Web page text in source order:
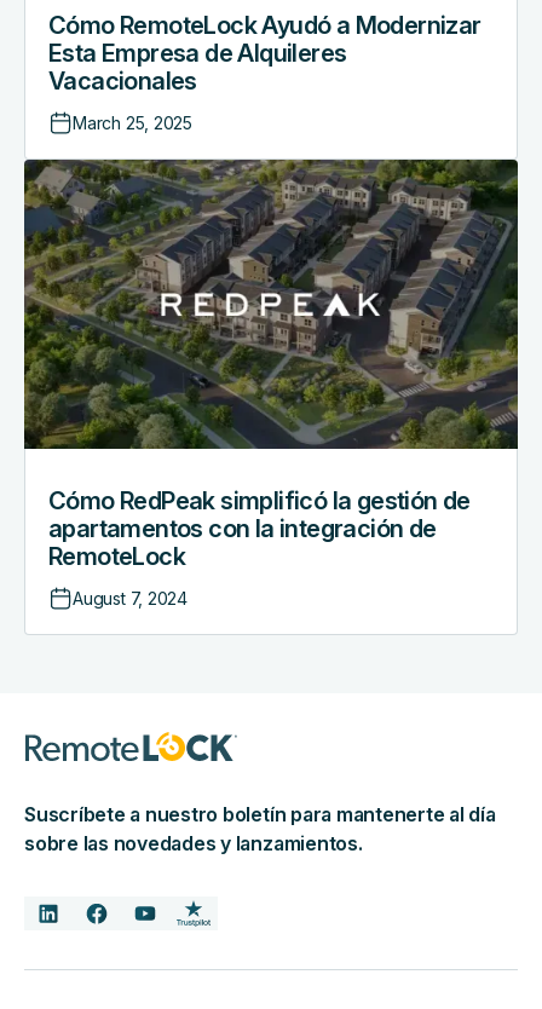
Cómo RemoteLock Ayudó a Modernizar
Esta Empresa de Alquileres
Vacacionales
March 25, 2025
Cómo RedPeak simplificó la gestión de
apartamentos con la integración de
RemoteLock
August 7, 2024
Cómo
RedPeak
simplificó
la
gestión
de
apartamentos
con
la
integración
RemoteLock
Suscríbete a nuestro boletín para mantenerte al día
sobre las novedades y lanzamientos.